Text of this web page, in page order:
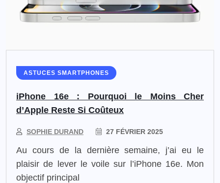
ASTUCES SMARTPHONES
iPhone 16e : Pourquoi le Moins Cher
d’Apple Reste Si Coûteux
SOPHIE DURAND 27 FÉVRIER 2025
Au cours de la dernière semaine, j’ai eu le
plaisir de lever le voile sur l’iPhone 16e. Mon
objectif principal